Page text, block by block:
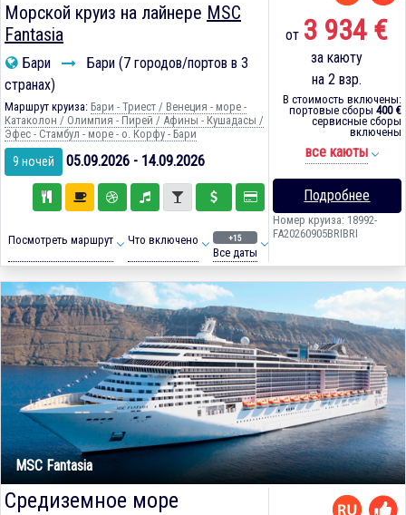
Морской круиз на лайнере MSC
Fantasia
Бари
Бари (7 городов/портов в 3
странах)
Маршрут круиза: Бари - Триест / Венеция - море -
Катаколон / Олимпия - Пирей / Афины - Кушадасы /
Эфес - Стамбул - море - о. Корфу - Бари
9 ночей 05.09.2026 - 14.09.2026
Посмотреть маршрут Что включено +15
Все даты
от 3 934 €
за каюту
на 2 взр.
В стоимость включены:
портовые сборы 400 €
сервисные сборы
включены
все каюты
Подробнее
Номер круиза: 18992-
FA20260905BRIBRI
MSC Fantasia
Средиземное море